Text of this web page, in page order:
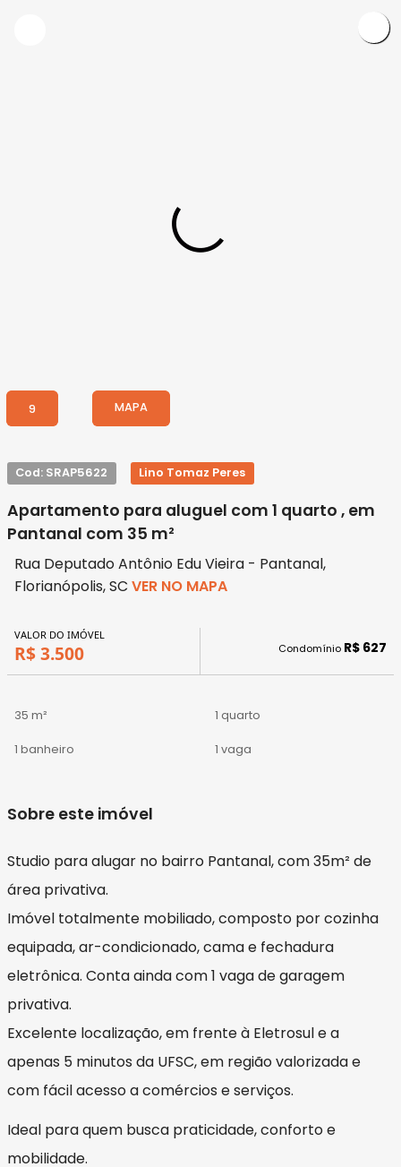
9 MAPA
Cod: SRAP5622 Lino Tomaz Peres
Apartamento para aluguel com 1 quarto , em
Pantanal com 35 m²
Rua Deputado Antônio Edu Vieira - Pantanal,
Florianópolis, SC VER NO MAPA
VALOR DO IMÓVEL
R$ 3.500 Condomínio R$ 627
35 m² 1 quarto
1 banheiro 1 vaga
Sobre este imóvel
Studio para alugar no bairro Pantanal, com 35m² de
área privativa.
Imóvel totalmente mobiliado, composto por cozinha
equipada, ar-condicionado, cama e fechadura
eletrônica. Conta ainda com 1 vaga de garagem
privativa.
Excelente localização, em frente à Eletrosul e a
apenas 5 minutos da UFSC, em região valorizada e
com fácil acesso a comércios e serviços.
Ideal para quem busca praticidade, conforto e
mobilidade.